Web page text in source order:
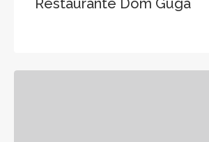
Restaurante Dom Guga